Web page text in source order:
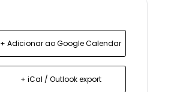
+ Adicionar ao Google Calendar
+ iCal / Outlook export